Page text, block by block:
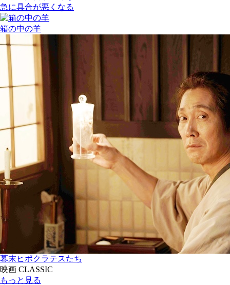
急に具合が悪くなる
箱の中の羊
幕末ヒポクラテスたち
映画 CLASSIC
もっと見る